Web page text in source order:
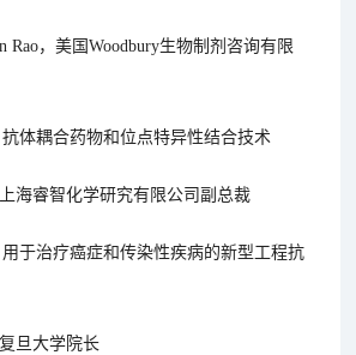
Rao，美国Woodbury生物制剂咨询有限
抗体耦合药物和位点特异性结合技术
海睿智化学研究有限公司副总裁
用于治疗癌症和传染性疾病的新型工程抗
旦大学院长